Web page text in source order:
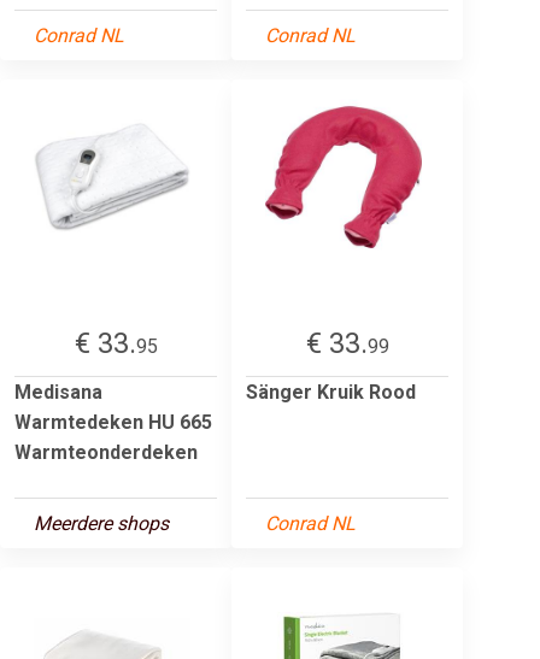
Conrad NL Conrad NL
€ 33.95
Medisana
Warmtedeken HU 665
Warmteonderdeken
Meerdere shops
€ 33.99
Sänger Kruik Rood
Conrad NL